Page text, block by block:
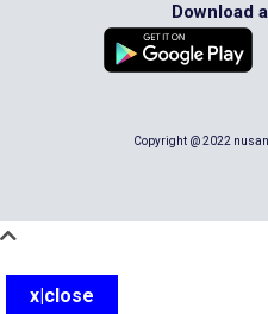
Download
Copyright @ 2022
x|close